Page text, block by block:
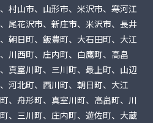
村山市、山形市、米沢市、寒河江
尾花沢市、新庄市、米沢市、長井
朝日町、飯豊町、大石田町、大江
川西町、庄内町、白鷹町、高畠
真室川町、三川町、最上町、山辺
河北町、西川町、朝日町、大江
、舟形町、真室川町、高畠町、川
、三川町、庄内町、遊佐町、大蔵